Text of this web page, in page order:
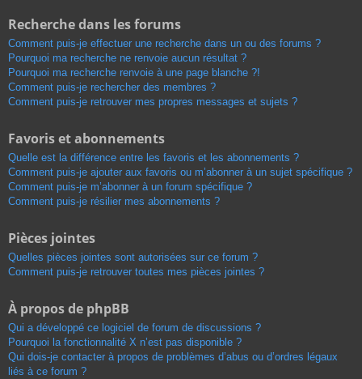
Recherche dans les forums
Comment puis-je effectuer une recherche dans un ou des forums ?
Pourquoi ma recherche ne renvoie aucun résultat ?
Pourquoi ma recherche renvoie à une page blanche ?!
Comment puis-je rechercher des membres ?
Comment puis-je retrouver mes propres messages et sujets ?
Favoris et abonnements
Quelle est la différence entre les favoris et les abonnements ?
Comment puis-je ajouter aux favoris ou m’abonner à un sujet spécifique ?
Comment puis-je m’abonner à un forum spécifique ?
Comment puis-je résilier mes abonnements ?
Pièces jointes
Quelles pièces jointes sont autorisées sur ce forum ?
Comment puis-je retrouver toutes mes pièces jointes ?
À propos de phpBB
Qui a développé ce logiciel de forum de discussions ?
Pourquoi la fonctionnalité X n’est pas disponible ?
Qui dois-je contacter à propos de problèmes d’abus ou d’ordres légaux
liés à ce forum ?